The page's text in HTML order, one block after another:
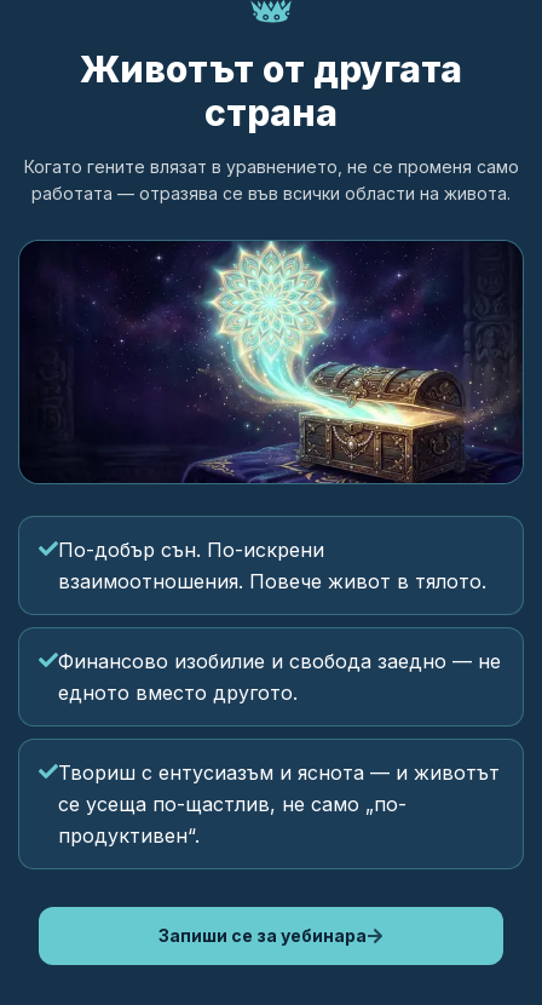
Животът от другата
страна
Когато гените влязат в уравнението, не се променя само
работата — отразява се във всички области на живота.
По-добър сън. По-искрени
взаимоотношения. Повече живот в тялото.
Финансово изобилие и свобода заедно — не
едното вместо другото.
Твориш с ентусиазъм и яснота — и животът
се усеща по-щастлив, не само „по-
продуктивен“.
Запиши се за уебинара